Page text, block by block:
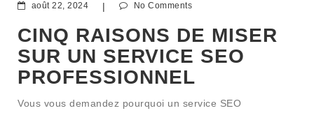
août 22, 2024 | No Comments
CINQ RAISONS DE MISER
SUR UN SERVICE SEO
PROFESSIONNEL
Vous vous demandez pourquoi un service SEO